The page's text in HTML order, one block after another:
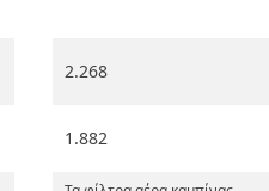
2.268
1.882